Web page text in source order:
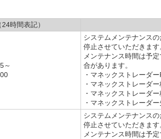
時間表記）
～
システムメンテナンス
停止させていただきます
メンテナンス時間は予
合があります。
・マネックストレーダー
・マネックストレーダ
・マネックストレーダ
・マネックストレーダ
システムメンテナンス
停止させていただきます
メンテナンス時間は予